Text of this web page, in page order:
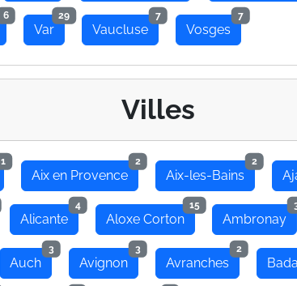
6
Var
29
Vaucluse
7
Vosges
7
Villes
1
Aix en Provence
2
Aix-les-Bains
2
Alicante
4
Aloxe Corton
15
Ambronay
Auch
3
Avignon
3
Avranches
2